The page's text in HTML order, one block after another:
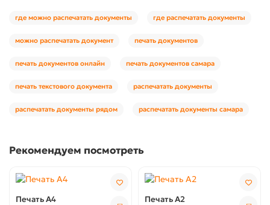
где можно распечатать документы где распечатать документы
можно распечатать документ печать документов
печать документов онлайн печать документов самара
печать текстового документа распечатать документы
распечатать документы рядом распечатать документы самара
Рекомендуем посмотреть
Печать А4 Печать А2